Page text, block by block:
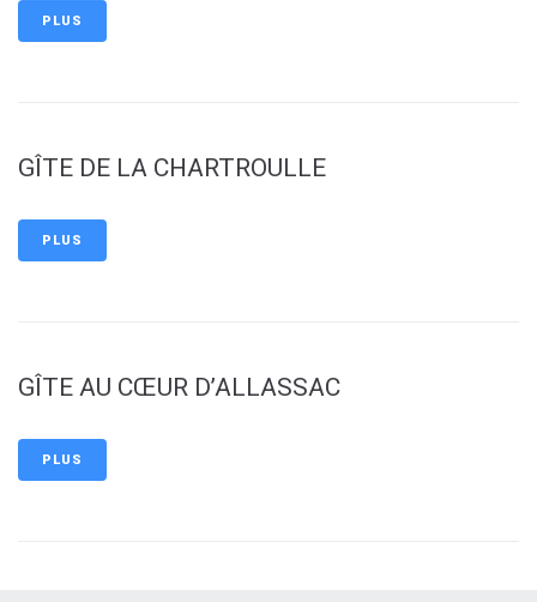
PLUS
GÎTE DE LA CHARTROULLE
PLUS
GÎTE AU CŒUR D’ALLASSAC
PLUS